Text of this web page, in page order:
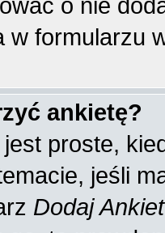
o nie
w formularzu
ankietę?
proste,
jeśli
Dodaj